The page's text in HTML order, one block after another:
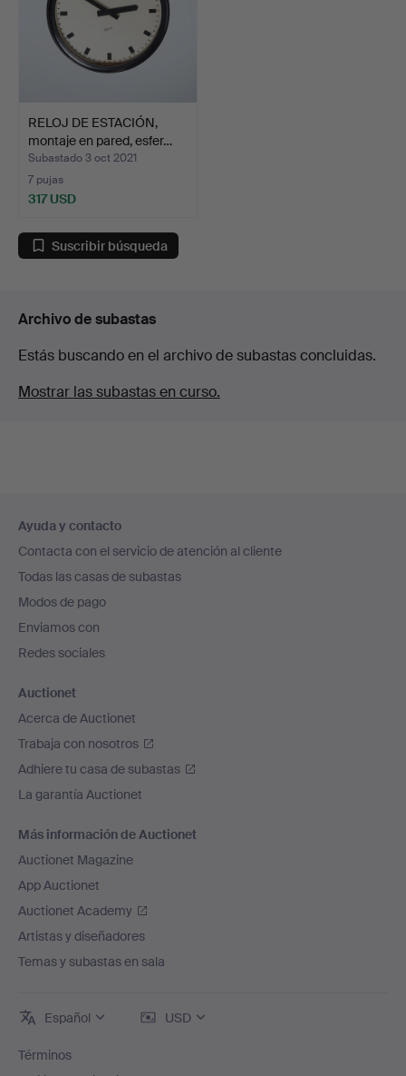
RELOJ DE ESTACIÓN,
montaje en pared, esfer…
Subastado 3 oct 2021
7 pujas
317 USD
Suscribir búsqueda
Archivo de subastas
Estás buscando en el archivo de subastas concluidas.
Mostrar las subastas en curso.
en
el
pie
de
página
Ayuda y contacto
Contacta con el servicio de atención al cliente
Todas las casas de subastas
Modos de pago
Enviamos con
Redes sociales
Auctionet
Acerca de Auctionet
Trabaja con nosotros
Adhiere tu casa de subastas
La garantía Auctionet
Más información de Auctionet
Auctionet Magazine
App Auctionet
Auctionet Academy
Artistas y diseñadores
Temas y subastas en sala
Español USD
Términos